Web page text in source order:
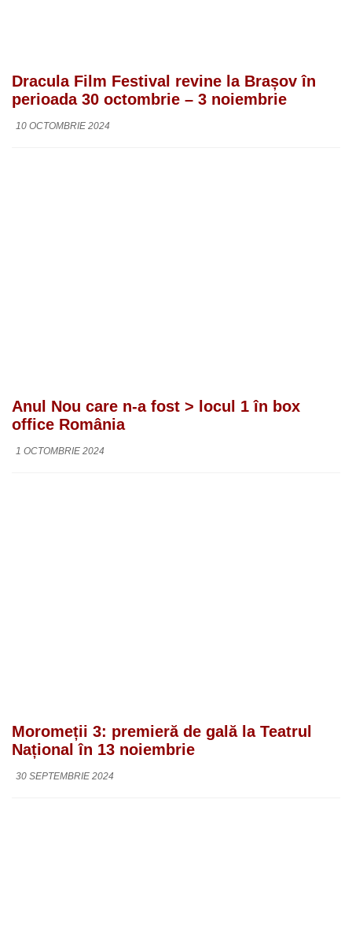
Dracula Film Festival revine la Brașov în
perioada 30 octombrie – 3 noiembrie
10 OCTOMBRIE 2024
Anul Nou care n-a fost > locul 1 în box
office România
1 OCTOMBRIE 2024
Moromeții 3: premieră de gală la Teatrul
Național în 13 noiembrie
30 SEPTEMBRIE 2024